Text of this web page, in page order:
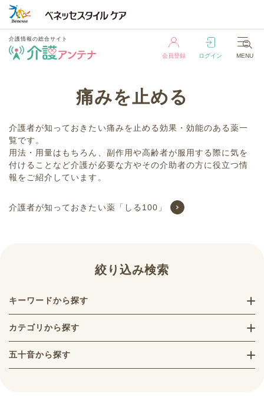
介護情報の総合サイト
会員登録 ログイン MENU
会員登録
痛みを止める
介護者が知っておきたい痛みを止める効果・効能のある薬一
覧です。
用法・用量はもちろん、副作用や高齢者が服用する際に気を
付けることなど介護が必要な方やその介助者の方に役立つ情
報をご紹介しています。
介護者が知っておきたい薬「しる100」
絞り込み検索
キーワードから探す
カテゴリから探す
五十音から探す